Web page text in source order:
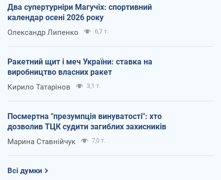
Два супертурніри Магучіх: спортивний
календар осені 2026 року
Олександр Липенко 6,7 т.
Ракетний щит і меч України: ставка на
виробництво власних ракет
Кирило Татарінов 3,1 т.
Посмертна "презумпція винуватості": хто
дозволив ТЦК судити загиблих захисників
Марина Ставнійчук 7,0 т.
Всі думки